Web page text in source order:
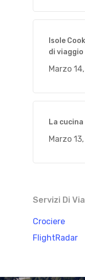
Isole
di viaggio
Marzo
La
Marzo
Servizi Di
Crociere
FlightRadar